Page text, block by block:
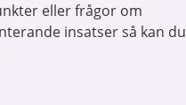
eller frågor om
insatser så kan du